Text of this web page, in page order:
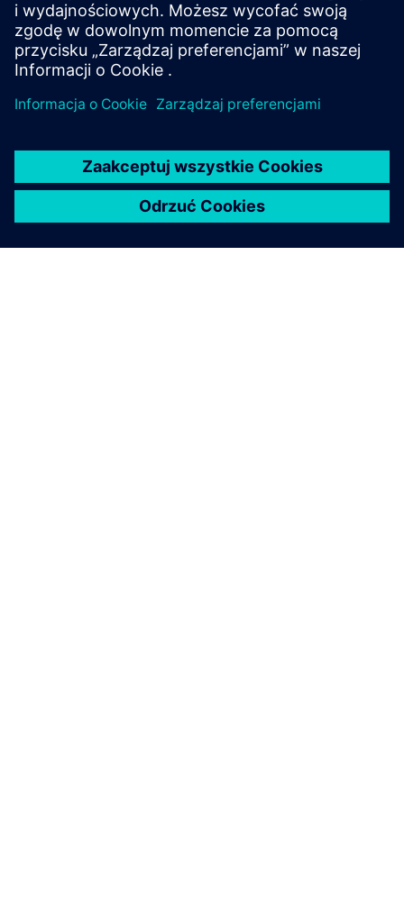
Wyruszmy razem w tę ekscytującą podróż, tworząc
przyszłość bogatą w postęp i możliwości.